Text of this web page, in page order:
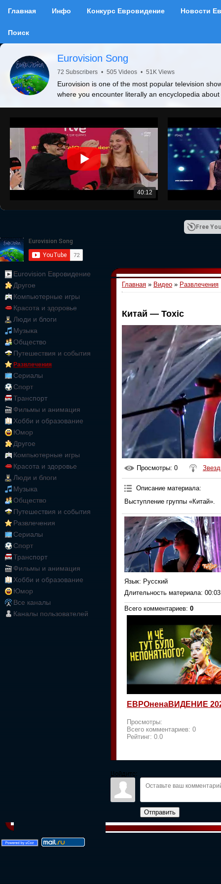
Главная Инфо Конкурс Евровидение Новости
Поиск
Eurovision Song
72 Subscribers • 505 Videos • 51K Views
Eurovision is one of the most popular television
where you encounter literally an encyclopedia
40:12
Free
Eurovision Евровидение
Другое
Компьютерные игры
Красота и здоровье
Люди и блоги
Музыка
Общество
Путешествия и события
Развлечения
Сериалы
Спорт
Транспорт
Фильмы и анимация
Хобби и образование
Юмор
Другое
Компьютерные игры
Красота и здоровье
Люди и блоги
Музыка
Общество
Путешествия и события
Развлечения
Сериалы
Спорт
Транспорт
Фильмы и анимация
Хобби и образование
Юмор
Все каналы
Каналы пользователей
Главная » Видео » Развлечения
Китай — Toxic
Просмотры: 0
Описание материала:
Выступление группы «Китай».
Язык: Русский
Длительность материала:
Всего комментариев: 0
ЕВРОненаВИДЕНИЕ
Просмотры:
Всего комментариев: 0
Рейтинг: 0.0
Войдите:
Отправить